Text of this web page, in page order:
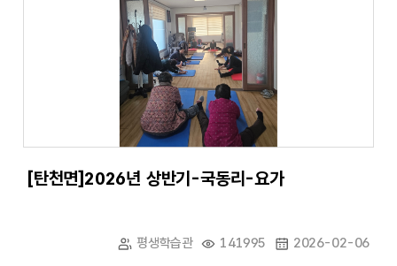
[탄천면]2026년 상반기-국동리-요가
평생학습관 141995 2026-02-06